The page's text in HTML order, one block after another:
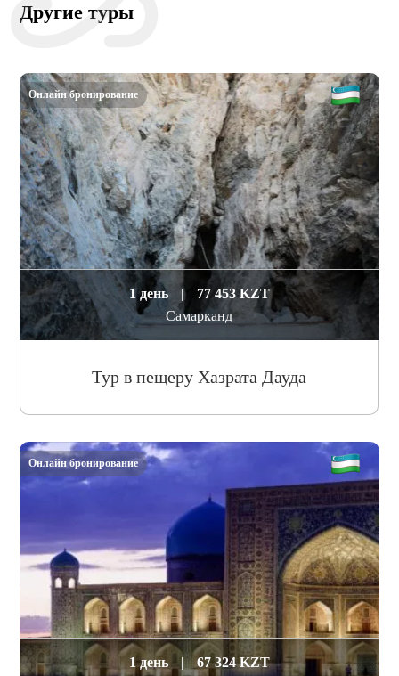
Другие туры
1 день |
77 453 KZT
Самарканд
Тур в пещеру Хазрата Дауда
Онлайн бронирование
1 день |
67 324 KZT
Онлайн бронирование